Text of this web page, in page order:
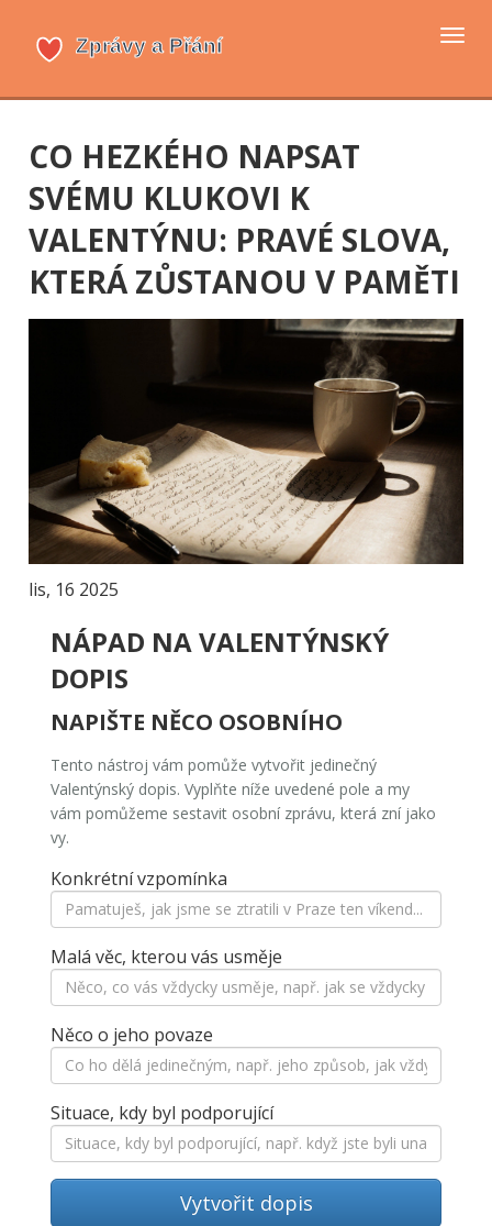
CO HEZKÉHO NAPSAT
SVÉMU KLUKOVI K
VALENTÝNU: PRAVÉ SLOVA,
KTERÁ ZŮSTANOU V PAMĚTI
lis, 16 2025
NÁPAD NA VALENTÝNSKÝ
DOPIS
NAPIŠTE NĚCO OSOBNÍHO
Tento nástroj vám pomůže vytvořit jedinečný
Valentýnský dopis. Vyplňte níže uvedené pole a my
vám pomůžeme sestavit osobní zprávu, která zní jako
vy.
Konkrétní vzpomínka
Malá věc, kterou vás usměje
Něco o jeho povaze
Situace, kdy byl podporující
Vytvořit dopis